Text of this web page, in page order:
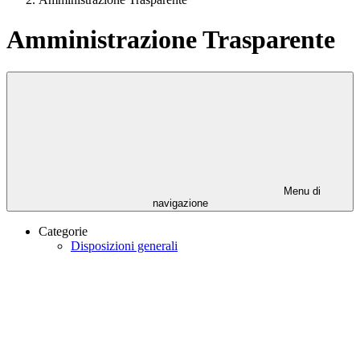
Amministrazione Trasparente
Menu di
navigazione
Categorie
Disposizioni generali